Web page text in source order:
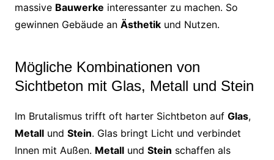
massive Bauwerke interessanter zu machen. So
gewinnen Gebäude an Ästhetikund Nutzen.
Mögliche Kombinationen von
Sichtbeton mit Glas, Metall und Stein
Im Brutalismus trifft oft harter Sichtbeton auf Glas,
Metallund Stein. Glas bringt Licht und verbindet
Innen mit Außen. Metallund Stein schaffen als